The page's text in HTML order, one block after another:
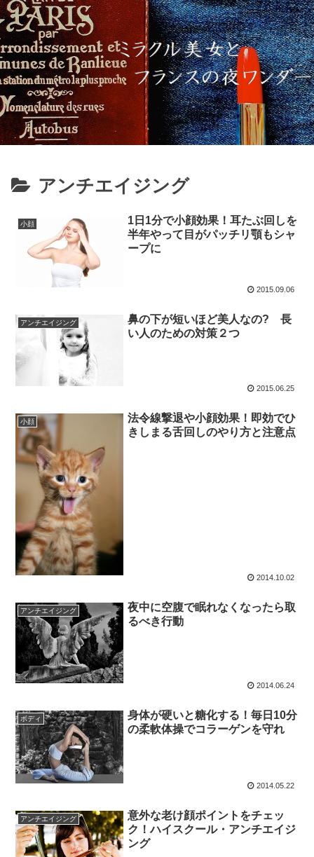
アンチエイジング
小顔
1日1分で小顔効果！耳たぶ回しを
半年やって目がパッチリ顎もシャ
ープに
2015.09.06
アンチエイジング
鼻の下が短いほど美人なの? 長
い人のための対策２つ
2015.06.25
小顔
法令線撃退や小顔効果！即効でひ
きしまる舌回しのやり方と注意点
2014.10.02
アンチエイジング
夜中に空腹で眠れなくなったら取
るべき行動
2014.06.24
ボディ
身体が硬いと糖化する！毎日10分
の柔軟体操でコラーゲンを守れ
2014.05.22
アンチエイジング
意外な老け顔ポイントをチェッ
ク！ハイスクール・アンチエイジ
ング